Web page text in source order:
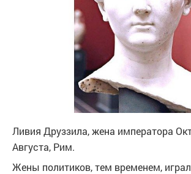
Ливия Друззила, жена императора
Августа, Рим.
Жены политиков, тем временем,